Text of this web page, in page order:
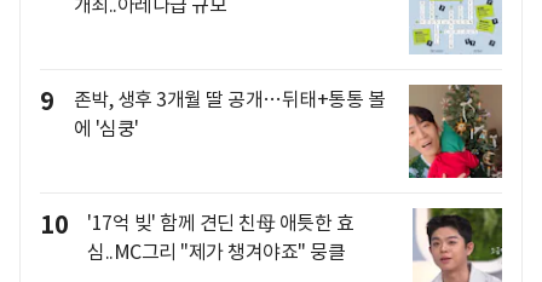
개최..아레나급 규모
9
존박, 생후 3개월 딸 공개…뒤태+통통 볼
에 '심쿵'
10
'17억 빚' 함께 견딘 친母 애틋한 효
심..MC그리 "제가 챙겨야죠" 뭉클